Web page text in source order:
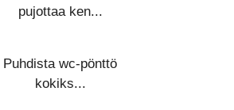
pujottaa ken...
Puhdista wc-pönttö
kokiks...